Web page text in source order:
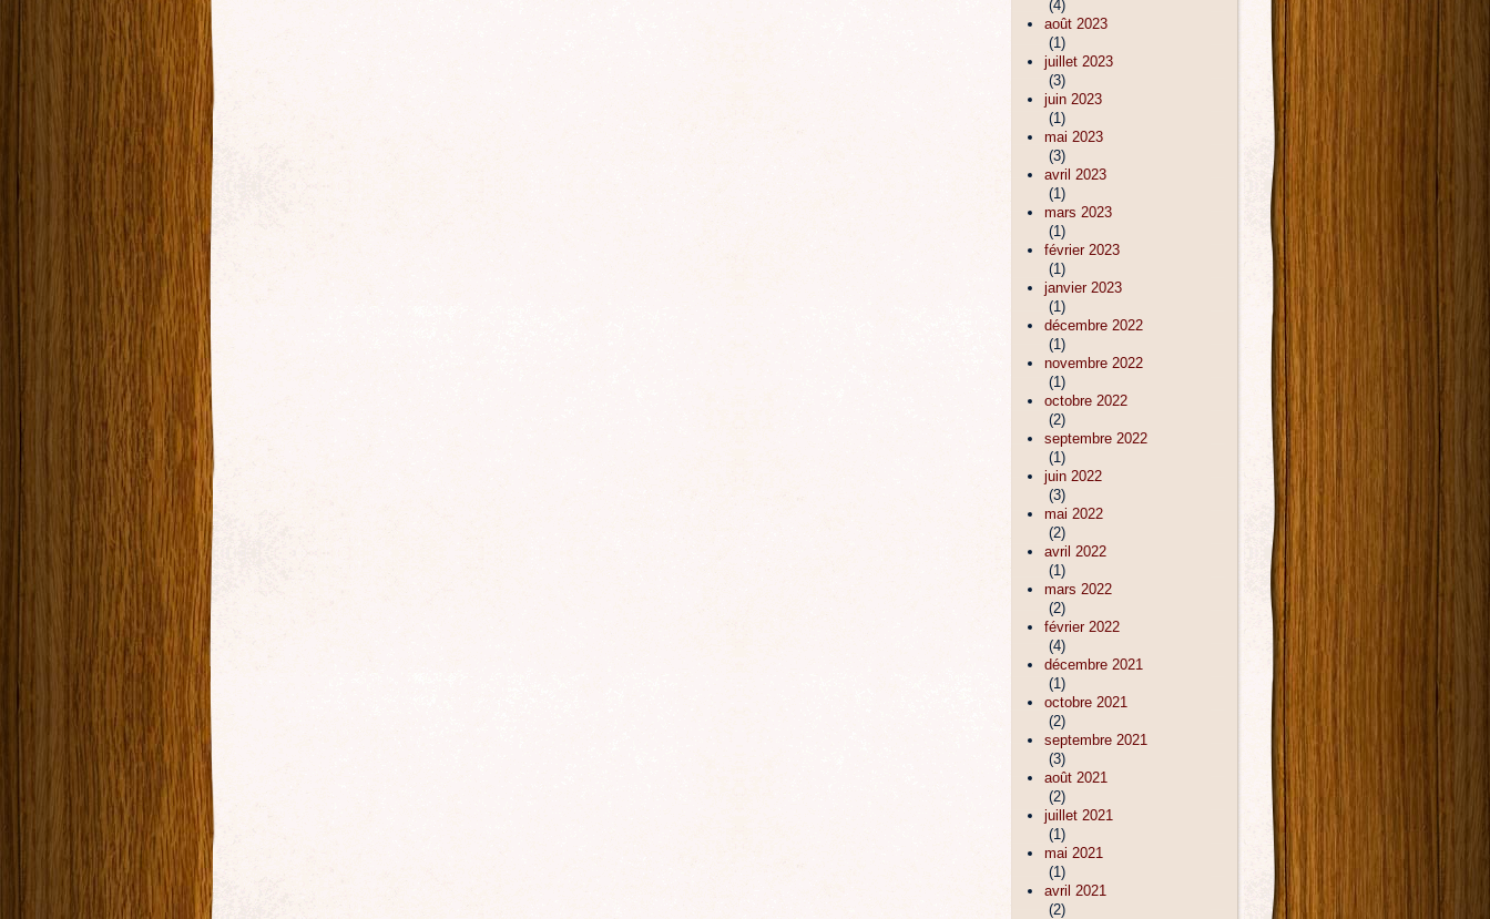
(4)
août 2023
(1)
juillet 2023
(3)
juin 2023
(1)
mai 2023
(3)
avril 2023
(1)
mars 2023
(1)
février 2023
(1)
janvier 2023
(1)
décembre 2022
(1)
novembre 2022
(1)
octobre 2022
(2)
septembre 2022
(1)
juin 2022
(3)
mai 2022
(2)
avril 2022
(1)
mars 2022
(2)
février 2022
(4)
décembre 2021
(1)
octobre 2021
(2)
septembre 2021
(3)
août 2021
(2)
juillet 2021
(1)
mai 2021
(1)
avril 2021
(2)